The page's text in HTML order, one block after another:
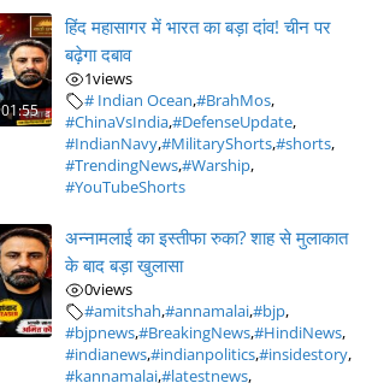
01:55
हिंद महासागर में भारत का बड़ा दांव! चीन पर
बढ़ेगा दबाव
1views
# Indian Ocean,#BrahMos,
#ChinaVsIndia,#DefenseUpdate,
#IndianNavy,#MilitaryShorts,#shorts,
#TrendingNews,#Warship,
#YouTubeShorts
अन्नामलाई का इस्तीफा रुका? शाह से मुलाकात
के बाद बड़ा खुलासा
0views
#amitshah,#annamalai,#bjp,
#bjpnews,#BreakingNews,#HindiNews,
#indianews,#indianpolitics,#insidestory,
#kannamalai,#latestnews,